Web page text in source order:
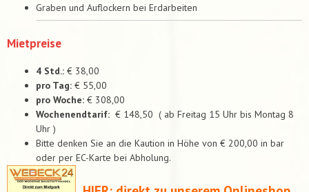
Graben und Auflockern bei Erdarbeiten
Mietpreise
4 Std.: € 38,00
pro Tag: € 55,00
pro Woche: € 308,00
Wochenendtarif: € 148,50 ( ab Freitag 15 Uhr bis Montag 8
Uhr )
Bitte denken Sie an die Kaution in Höhe von € 200,00 in bar
oder per EC-Karte bei Abholung.